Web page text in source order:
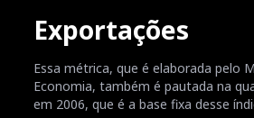
Exportações
Essa métrica, que é elaborada pelo
Economia, também é pautada na
em 2006, que é a base fixa desse